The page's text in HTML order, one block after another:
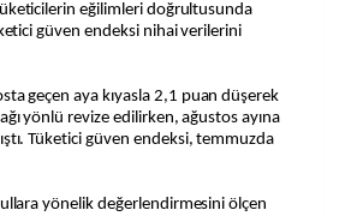
eğilimleri doğrultusunda
güven endeksi nihai verilerini
geçen aya kıyasla 2,1 puan düşerek
yönlü revize edilirken, ağustos ayına
Tüketici güven endeksi, temmuzda
yönelik değerlendirmesini ölçen